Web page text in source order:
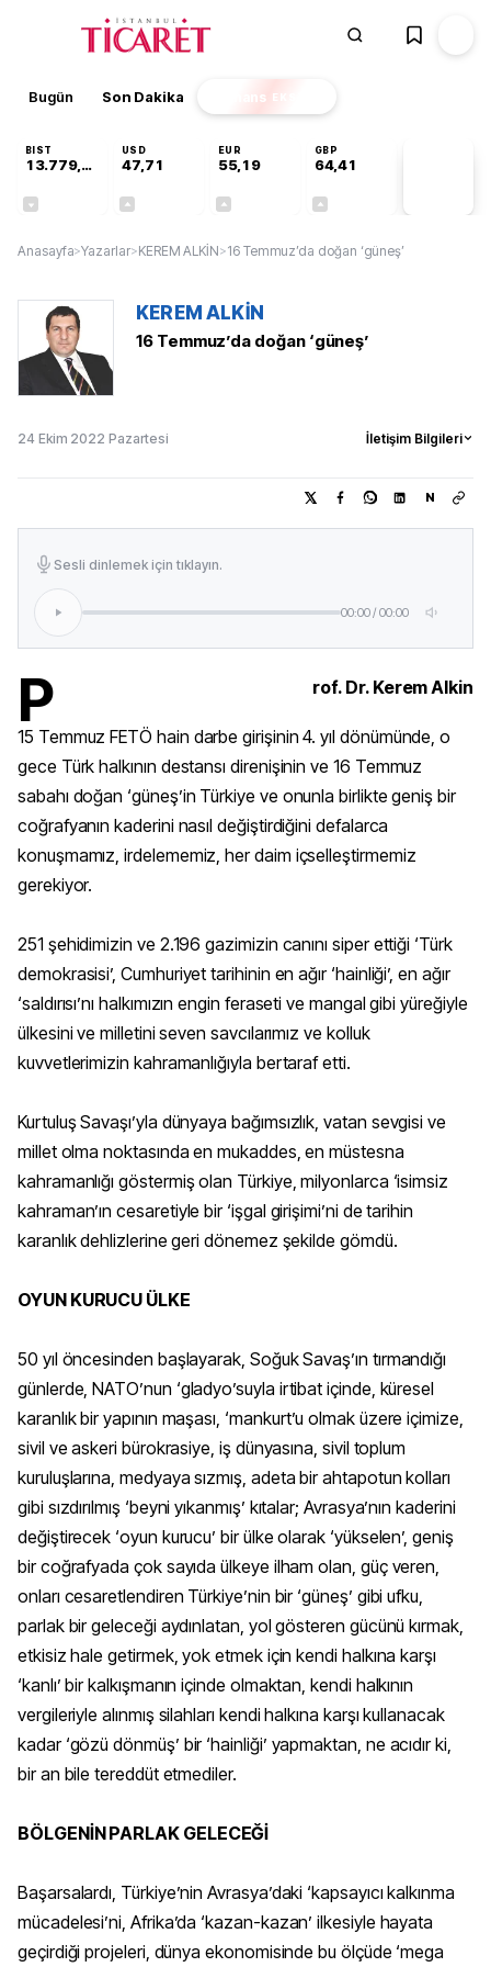
Bugün Son Dakika Finans EKSTRA
BIST
13.779,39
USD
47,71
EUR
55,19
GBP
64,41
Anasayfa>Yazarlar>KEREM ALKİN>16 Temmuz’da doğan ‘güneş’
KEREM ALKİN
16 Temmuz’da doğan ‘güneş’
24 Ekim 2022 Pazartesi İletişim Bilgileri
N
Sesli dinlemek için tıklayın.
00:00/00:00
P rof. Dr. Kerem Alkin
15 Temmuz FETÖ hain darbe girişinin 4. yıl dönümünde, o
gece Türk halkının destansı direnişinin ve 16 Temmuz
sabahı doğan ‘güneş’in Türkiye ve onunla birlikte geniş bir
coğrafyanın kaderini nasıl değiştirdiğini defalarca
konuşmamız, irdelememiz, her daim içselleştirmemiz
gerekiyor.
251 şehidimizin ve 2.196 gazimizin canını siper ettiği ‘Türk
demokrasisi’, Cumhuriyet tarihinin en ağır ‘hainliği’, en ağır
‘saldırısı’nı halkımızın engin feraseti ve mangal gibi yüreğiyle
ülkesini ve milletini seven savcılarımız ve kolluk
kuvvetlerimizin kahramanlığıyla bertaraf etti.
Kurtuluş Savaşı’yla dünyaya bağımsızlık, vatan sevgisi ve
millet olma noktasında en mukaddes, en müstesna
kahramanlığı göstermiş olan Türkiye, milyonlarca ‘isimsiz
kahraman’ın cesaretiyle bir ‘işgal girişimi’ni de tarihin
karanlık dehlizlerine geri dönemez şekilde gömdü.
OYUN KURUCU ÜLKE
50 yıl öncesinden başlayarak, Soğuk Savaş’ın tırmandığı
günlerde, NATO’nun ‘gladyo’suyla irtibat içinde, küresel
karanlık bir yapının maşası, ‘mankurt’u olmak üzere içimize,
sivil ve askeri bürokrasiye, iş dünyasına, sivil toplum
kuruluşlarına, medyaya sızmış, adeta bir ahtapotun kolları
gibi sızdırılmış ‘beyni yıkanmış’ kıtalar; Avrasya’nın kaderini
değiştirecek ‘oyun kurucu’ bir ülke olarak ‘yükselen’, geniş
bir coğrafyada çok sayıda ülkeye ilham olan, güç veren,
onları cesaretlendiren Türkiye’nin bir ‘güneş’ gibi ufku,
parlak bir geleceği aydınlatan, yol gösteren gücünü kırmak,
etkisiz hale getirmek, yok etmek için kendi halkına karşı
‘kanlı’ bir kalkışmanın içinde olmaktan, kendi halkının
vergileriyle alınmış silahları kendi halkına karşı kullanacak
kadar ‘gözü dönmüş’ bir ‘hainliği’ yapmaktan, ne acıdır ki,
bir an bile tereddüt etmediler.
BÖLGENİN PARLAK GELECEĞİ
Başarsalardı, Türkiye’nin Avrasya’daki ‘kapsayıcı kalkınma
mücadelesi’ni, Afrika’da ‘kazan-kazan’ ilkesiyle hayata
geçirdiği projeleri, dünya ekonomisinde bu ölçüde ‘mega